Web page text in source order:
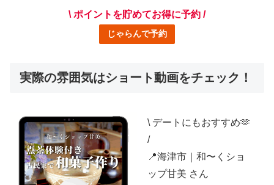
\ ポイントを貯めてお得に予約 /
じゃらんで予約
実際の雰囲気はショート動画をチェック！
\ デートにもおすすめ🫶
/
📍海津市｜和〜くショ
ップ甘美 さん